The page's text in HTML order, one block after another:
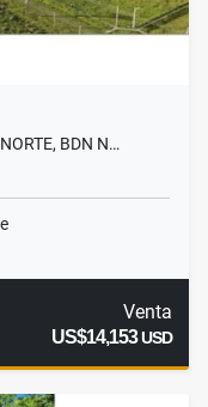
BDN N…
Venta
US$14,153USD